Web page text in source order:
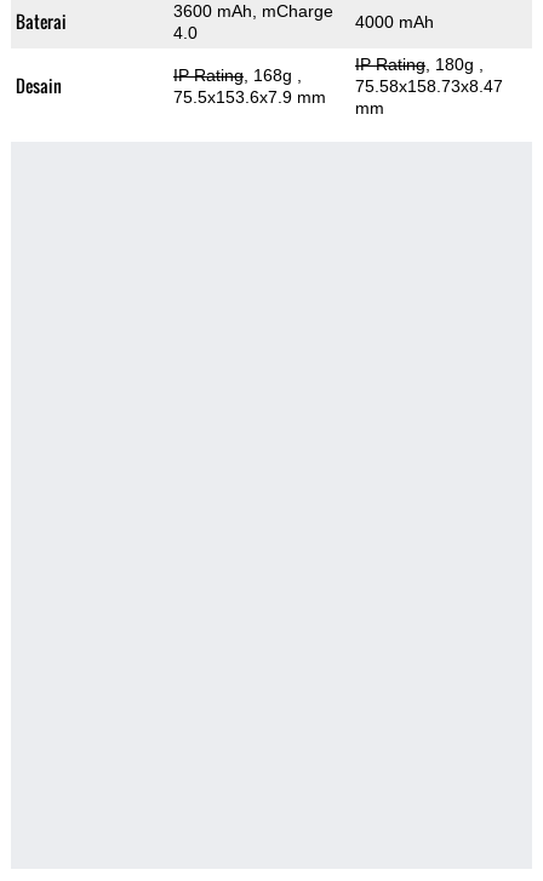
Baterai
3600 mAh, mCharge
4.0
4000 mAh
Desain IP Rating, 168g
75.5x153.6x7.9 mm
IP Rating, 180g
75.58x158.73x8.47
mm